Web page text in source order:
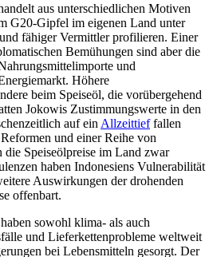
aus unterschiedlichen Motiven
G20-Gipfel im eigenen Land unter
fähiger Vermittler profilieren. Einer
Bemühungen sind aber die
und
Höhere
beim Speiseöl, die vorübergehend
Jokowis Zustimmungswerte in den
auf ein Allzeittieffallen
und einer Reihe von
Speiseölpreise im Land zwar
haben Indo­nesiens Vulnerabilität
Auswirkungen der drohenden
offenbart.
sowohl klima- als auch
und Lieferkettenprobleme weltweit
bei Lebensmitteln gesorgt. Der